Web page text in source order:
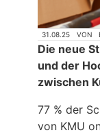
31.08.25 VON
Die neue
und der
zwischen
77 % der
von KMU